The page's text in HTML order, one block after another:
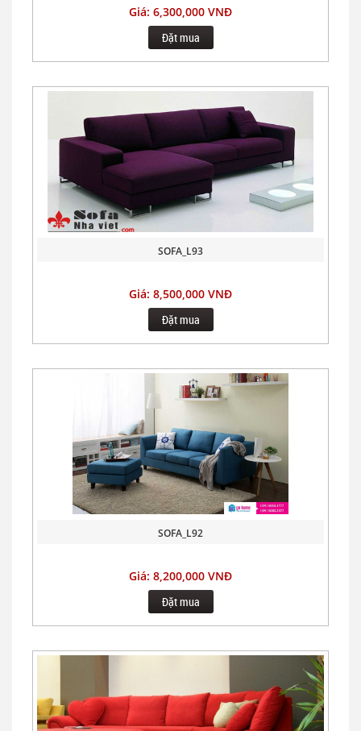
Giá: 6,300,000 VNĐ
Đặt mua
SOFA_L93
Giá: 8,500,000 VNĐ
Đặt mua
SOFA_L92
Giá: 8,200,000 VNĐ
Đặt mua